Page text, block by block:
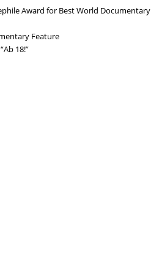
Award for Best World Documentary
Feature
18!”